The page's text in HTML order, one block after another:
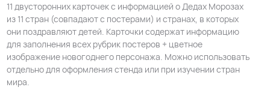
11 двусторонних карточек с информацией о Дедах Морозах
из 11 стран (совпадают с постерами) и странах, в которых
они поздравляют детей. Карточки содержат информацию
для заполнения всех рубрик постеров + цветное
изображение новогоднего персонажа. Можно использовать
отдельно для оформления стенда или при изучении стран
мира.